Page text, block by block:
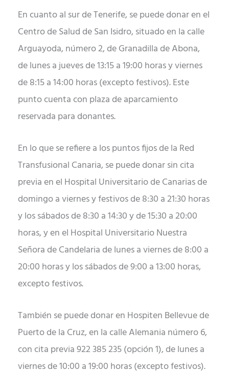
En cuanto al sur de Tenerife, se puede donar en el
Centro de Salud de San Isidro, situado en la calle
Arguayoda, número 2, de Granadilla de Abona,
de lunes a jueves de 13:15 a 19:00 horas y viernes
de 8:15 a 14:00 horas (excepto festivos). Este
punto cuenta con plaza de aparcamiento
reservada para donantes.
En lo que se refiere a los puntos fijos de la Red
Transfusional Canaria, se puede donar sin cita
previa en el Hospital Universitario de Canarias de
domingo a viernes y festivos de 8:30 a 21:30 horas
y los sábados de 8:30 a 14:30 y de 15:30 a 20:00
horas, y en el Hospital Universitario Nuestra
Señora de Candelaria de lunes a viernes de 8:00 a
20:00 horas y los sábados de 9:00 a 13:00 horas,
excepto festivos.
También se puede donar en Hospiten Bellevue de
Puerto de la Cruz, en la calle Alemania número 6,
con cita previa 922 385 235 (opción 1), de lunes a
viernes de 10:00 a 19:00 horas (excepto festivos).